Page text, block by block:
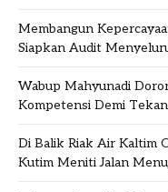
Membangun
Siapkan Audit
Wabup Mahyunadi
Kompetensi Demi
Di Balik Riak Air Kaltim
Kutim Meniti Jalan